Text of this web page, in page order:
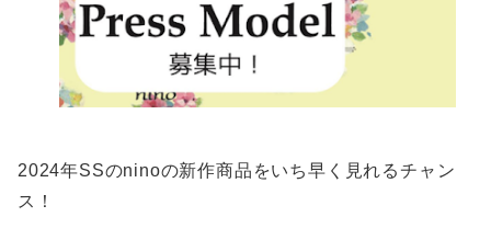
2024年SSのninoの新作商品をいち早く見れるチャン
ス！